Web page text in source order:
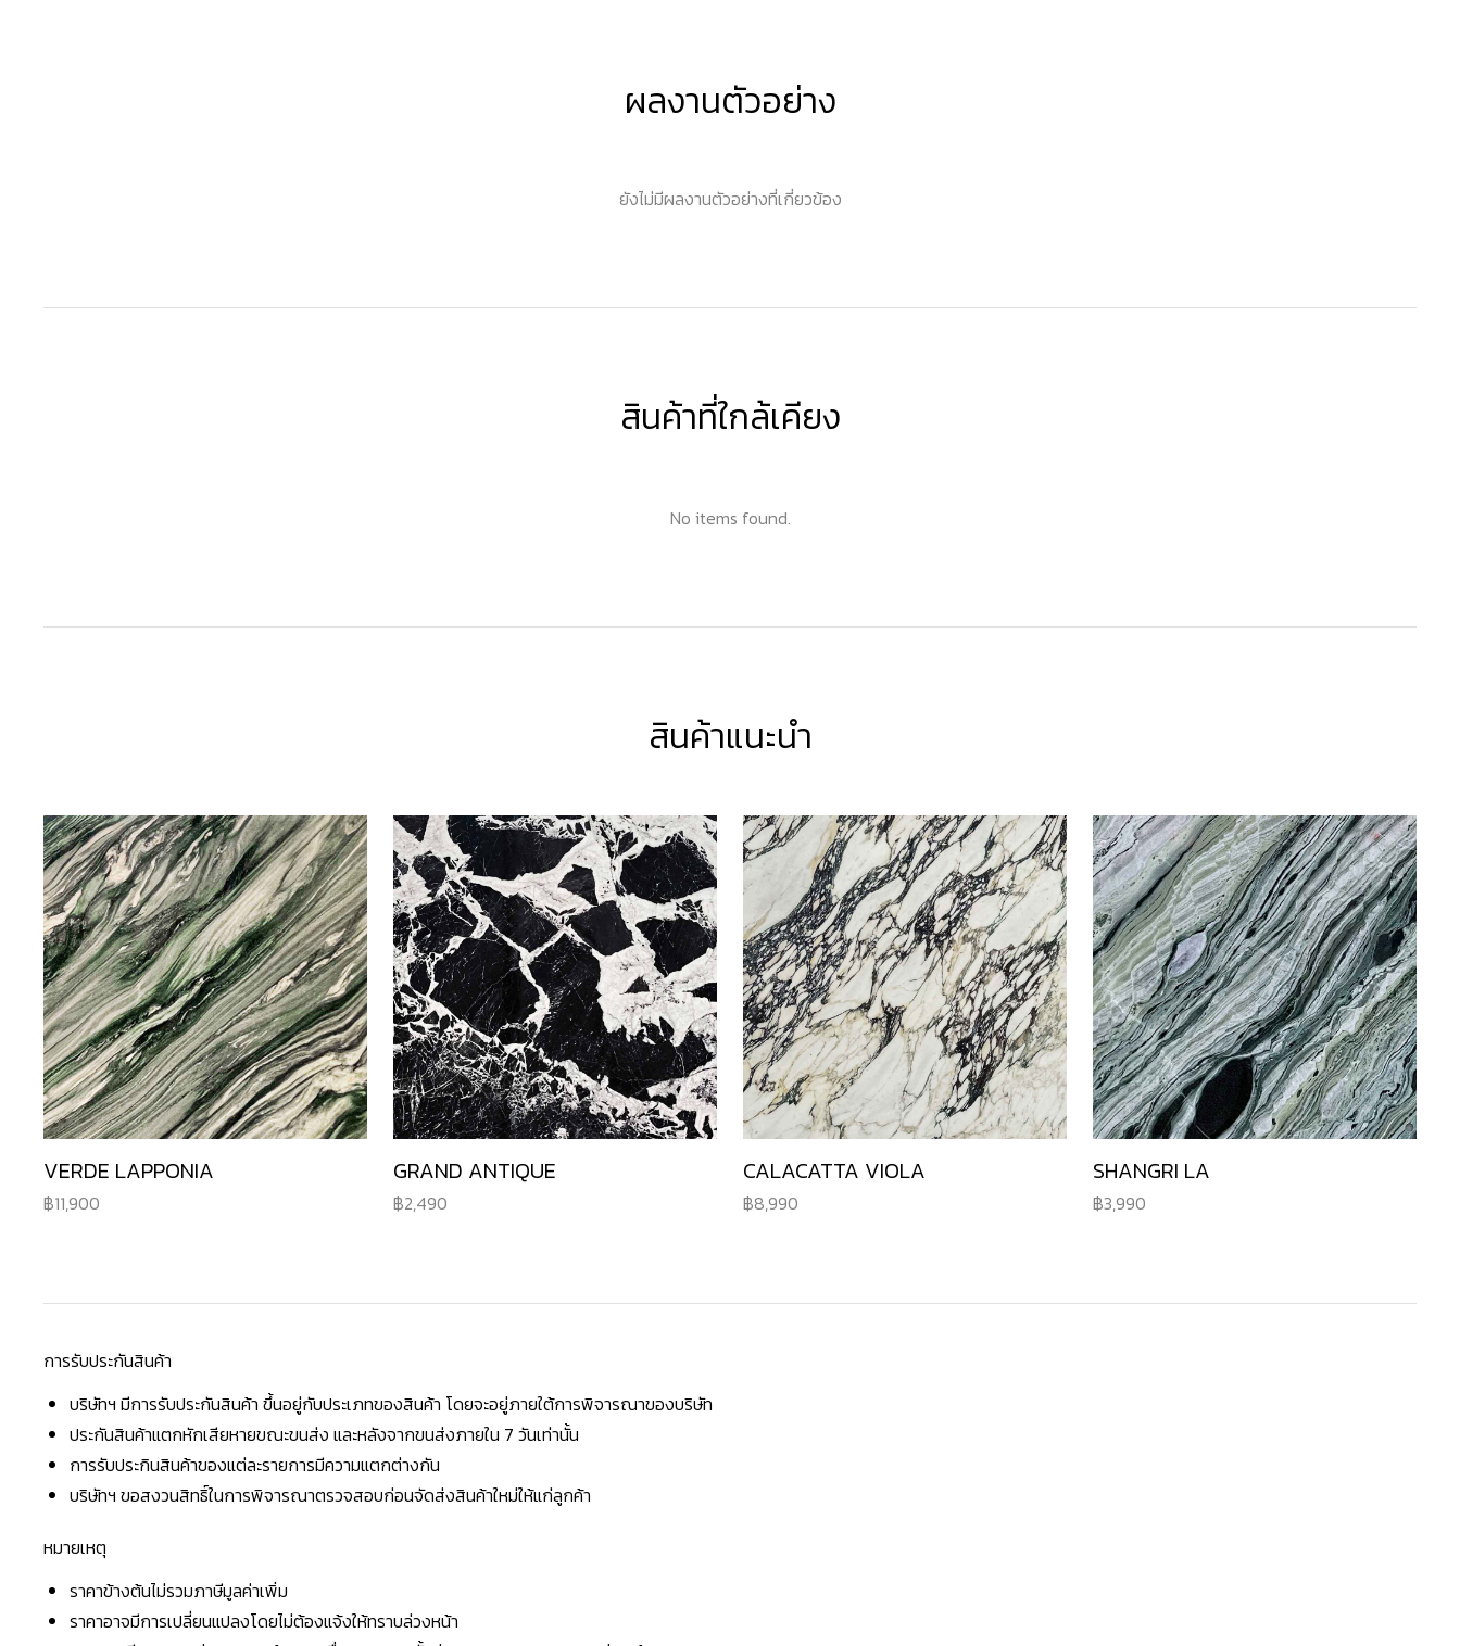
ผลงานตัวอย่าง
ยังไม่มีผลงานตัวอย่างที่เกี่ยวข้อง
สินค้าที่ใกล้เคียง
No items found.
สินค้าแนะนำ
VERDE LAPPONIA
11,900
GRAND ANTIQUE
2,490
CALACATTA VIOLA
8,990
SHANGRI LA
3,990
การรับประกันสินค้า
บริษัทฯ มีการรับประกันสินค้า ขึ้นอยู่กับประเภทของสินค้า โดยจะอยู่ภายใต้การพิจารณาของบริษัท
ประกันสินค้าแตกหักเสียหายขณะขนส่ง และหลังจากขนส่งภายใน 7 วันเท่านั้น
การรับประกินสินค้าของแต่ละรายการมีความแตกต่างกัน
บริษัทฯ ขอสงวนสิทธิ์ในการพิจารณาตรวจสอบก่อนจัดส่งสินค้าใหม่ให้แก่ลูกค้า
หมายเหตุ
ราคาข้างต้นไม่รวมภาษีมูลค่าเพิ่ม
ราคาอาจมีการเปลี่ยนแปลงโดยไม่ต้องแจ้งให้ทราบล่วงหน้า